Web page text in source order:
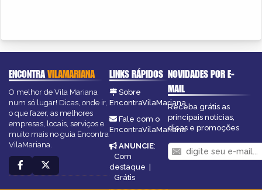
ENCONTRAVILAMARIANA
O melhor de Vila Mariana
num só lugar! Dicas, onde ir,
o que fazer, as melhores
empresas, locais, serviços e
muito mais no guia Encontra
VilaMariana.
LINKS RÁPIDOS
Sobre
EncontraVilaMariana
Fale com o
EncontraVilaMariana
ANUNCIE:
Com
destaque |
Grátis
NOVIDADES POR E-
MAIL
Receba grátis as
principais notícias,
dicas e promoções